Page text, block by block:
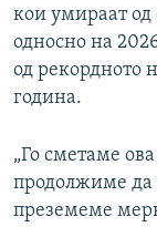
кои умираат од
односно на
од рекордното
година.
„Го сметаме
продолжиме да
преземеме